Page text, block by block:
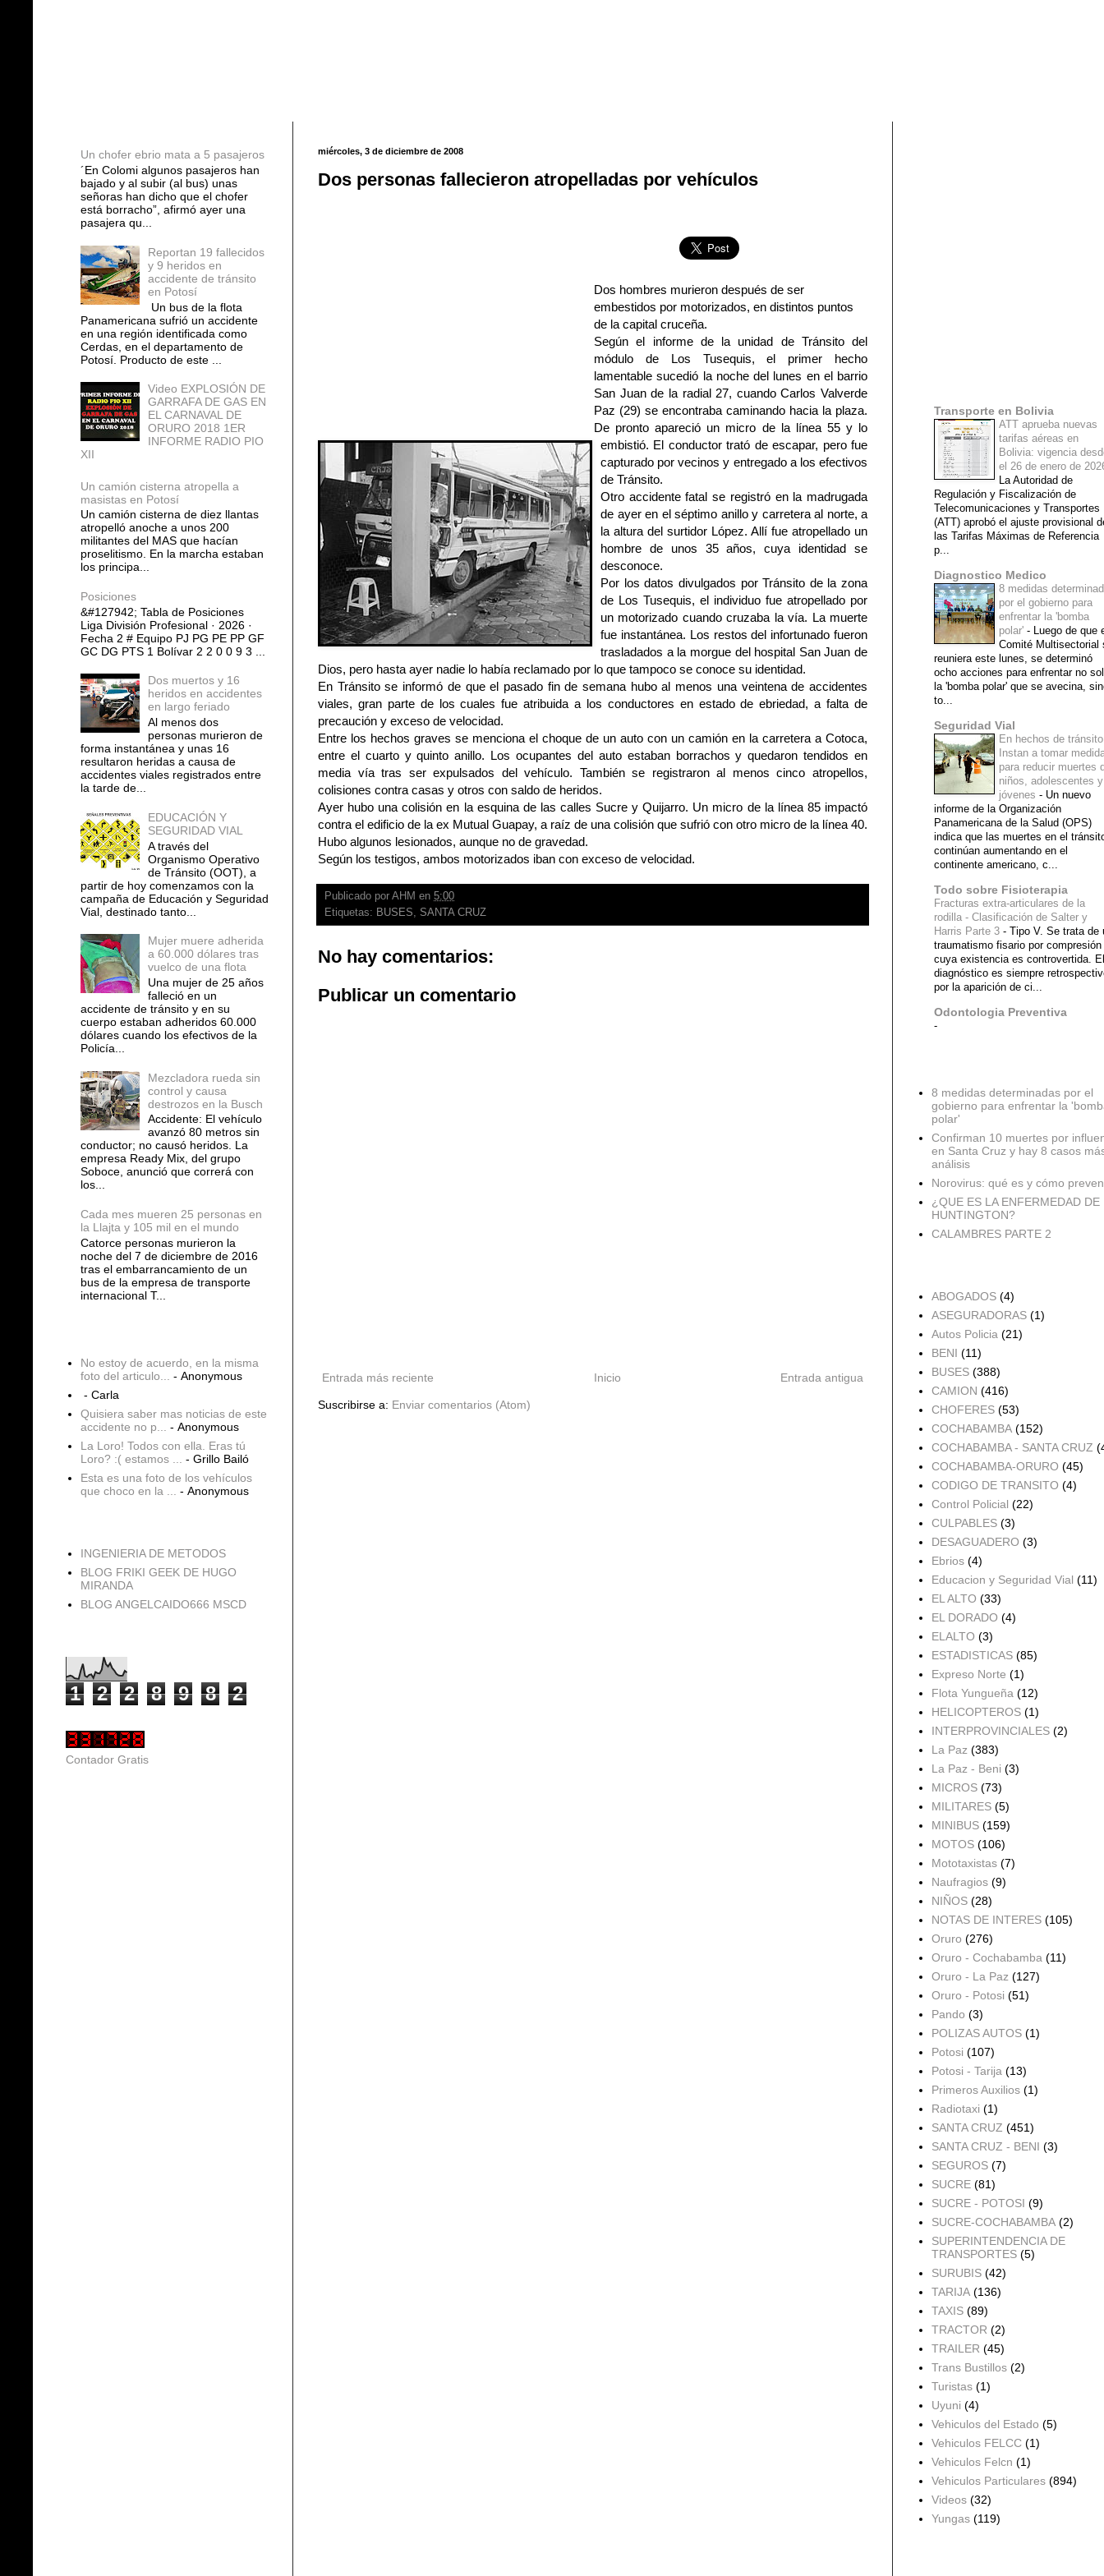
miércoles, 3 de diciembre de 2008
Dos personas fallecieron atropelladas por vehículos
Dos hombres murieron después de ser
embestidos por motorizados, en distintos puntos
de la capital cruceña.
Según el informe de la unidad de Tránsito del
módulo de Los Tusequis, el primer hecho
lamentable sucedió la noche del lunes en el barrio
San Juan de la radial 27, cuando Carlos Valverde
Paz (29) se encontraba caminando hacia la plaza.
De pronto apareció un micro de la línea 55 y lo
embistió. El conductor trató de escapar, pero fue
capturado por vecinos y entregado a los efectivos
de Tránsito.
Otro accidente fatal se registró en la madrugada
de ayer en el séptimo anillo y carretera al norte, a
la altura del surtidor López. Allí fue atropellado un
hombre de unos 35 años, cuya identidad se
desconoce.
Por los datos divulgados por Tránsito de la zona
de Los Tusequis, el individuo fue atropellado por
un motorizado cuando cruzaba la vía. La muerte
fue instantánea. Los restos del infortunado fueron
trasladados a la morgue del hospital San Juan de
Dios, pero hasta ayer nadie lo había reclamado por lo que tampoco se conoce su identidad.
En Tránsito se informó de que el pasado fin de semana hubo al menos una veintena de accidentes
viales, gran parte de los cuales fue atribuida a los conductores en estado de ebriedad, a falta de
precaución y exceso de velocidad.
Entre los hechos graves se menciona el choque de un auto con un camión en la carretera a Cotoca,
entre el cuarto y quinto anillo. Los ocupantes del auto estaban borrachos y quedaron tendidos en
media vía tras ser expulsados del vehículo. También se registraron al menos cinco atropellos,
colisiones contra casas y otros con saldo de heridos.
Ayer hubo una colisión en la esquina de las calles Sucre y Quijarro. Un micro de la línea 85 impactó
contra el edificio de la ex Mutual Guapay, a raíz de una colisión que sufrió con otro micro de la línea 40.
Hubo algunos lesionados, aunque no de gravedad.
Según los testigos, ambos motorizados iban con exceso de velocidad.
Publicado por AHM en 5:00
Etiquetas: BUSES, SANTA CRUZ
No hay comentarios:
Publicar un comentario
Entrada más reciente Entrada antigua
Inicio
Suscribirse a: Enviar comentarios (Atom)
Un chofer ebrio mata a 5 pasajeros
´En Colomi algunos pasajeros han
bajado y al subir (al bus) unas
señoras han dicho que el chofer
está borracho”, afirmó ayer una
pasajera qu...
Reportan 19 fallecidos
y 9 heridos en
accidente de tránsito
en Potosí
Un bus de la flota
Panamericana sufrió un accidente
en una región identificada como
Cerdas, en el departamento de
Potosí. Producto de este ...
Video EXPLOSIÓN DE
GARRAFA DE GAS EN
EL CARNAVAL DE
ORURO 2018 1ER
INFORME RADIO PIO
XII
Un camión cisterna atropella a
masistas en Potosí
Un camión cisterna de diez llantas
atropelló anoche a unos 200
militantes del MAS que hacían
proselitismo. En la marcha estaban
los principa...
Posiciones
&#127942; Tabla de Posiciones
Liga División Profesional · 2026 ·
Fecha 2 # Equipo PJ PG PE PP GF
GC DG PTS 1 Bolívar 2 2 0 0 9 3 ...
Dos muertos y 16
heridos en accidentes
en largo feriado
Al menos dos
personas murieron de
forma instantánea y unas 16
resultaron heridas a causa de
accidentes viales registrados entre
la tarde de...
EDUCACIÓN Y
SEGURIDAD VIAL
A través del
Organismo Operativo
de Tránsito (OOT), a
partir de hoy comenzamos con la
campaña de Educación y Seguridad
Vial, destinado tanto...
Mujer muere adherida
a 60.000 dólares tras
vuelco de una flota
Una mujer de 25 años
falleció en un
accidente de tránsito y en su
cuerpo estaban adheridos 60.000
dólares cuando los efectivos de la
Policía...
Mezcladora rueda sin
control y causa
destrozos en la Busch
Accidente: El vehículo
avanzó 80 metros sin
conductor; no causó heridos. La
empresa Ready Mix, del grupo
Soboce, anunció que correrá con
los...
Cada mes mueren 25 personas en
la Llajta y 105 mil en el mundo
Catorce personas murieron la
noche del 7 de diciembre de 2016
tras el embarrancamiento de un
bus de la empresa de transporte
internacional T...
No estoy de acuerdo, en la misma
foto del articulo...
- Anonymous
- Carla
Quisiera saber mas noticias de este
accidente no p...
- Anonymous
La Loro! Todos con ella. Eras tú
Loro? :( estamos ...
- Grillo Bailó
Esta es una foto de los vehículos
que choco en la ...
- Anonymous
INGENIERIA DE METODOS
BLOG FRIKI GEEK DE HUGO
MIRANDA
BLOG ANGELCAIDO666 MSCD
1 2 2 8 9 8 2
Contador Gratis
Transporte en Bolivia
ATT aprueba nuevas
tarifas aéreas en
Bolivia: vigencia
el 26 de enero de
La Autoridad de
Regulación y Fiscalización de
Telecomunicaciones y Transportes
(ATT) aprobó el ajuste provisional
las Tarifas Máximas de Referencia
p...
Diagnostico Medico
8 medidas
por el gobierno para
enfrentar la 'bomba
polar' - Luego de que
Comité Multisectorial
reuniera este lunes, se determinó
ocho acciones para enfrentar no
la 'bomba polar' que se avecina,
to...
Seguridad Vial
En hechos de tránsito
Instan a tomar
para reducir muertes
niños, adolescentes y
jóvenes - Un nuevo
informe de la Organización
Panamericana de la Salud (OPS)
indica que las muertes en el
continúan aumentando en el
continente americano, c...
Todo sobre Fisioterapia
Fracturas extra-articulares de la
rodilla - Clasificación de Salter y
Harris Parte 3 - Tipo V. Se trata de
traumatismo fisario por compresión
cuya existencia es controvertida. El
diagnóstico es siempre
por la aparición de ci...
Odontologia Preventiva
-
8 medidas determinadas por el
gobierno para enfrentar la
polar'
Confirman 10 muertes por
en Santa Cruz y hay 8 casos
análisis
Norovirus: qué es y cómo
¿QUE ES LA ENFERMEDAD DE
HUNTINGTON?
CALAMBRES PARTE 2
ABOGADOS (4)
ASEGURADORAS (1)
Autos Policia (21)
BENI (11)
BUSES (388)
CAMION (416)
CHOFERES (53)
COCHABAMBA (152)
COCHABAMBA - SANTA CRUZ
COCHABAMBA-ORURO (45)
CODIGO DE TRANSITO (4)
Control Policial (22)
CULPABLES (3)
DESAGUADERO (3)
Ebrios (4)
Educacion y Seguridad Vial (11)
EL ALTO (33)
EL DORADO (4)
ELALTO (3)
ESTADISTICAS (85)
Expreso Norte (1)
Flota Yungueña (12)
HELICOPTEROS (1)
INTERPROVINCIALES (2)
La Paz (383)
La Paz - Beni (3)
MICROS (73)
MILITARES (5)
MINIBUS (159)
MOTOS (106)
Mototaxistas (7)
Naufragios (9)
NIÑOS (28)
NOTAS DE INTERES (105)
Oruro (276)
Oruro - Cochabamba (11)
Oruro - La Paz (127)
Oruro - Potosi (51)
Pando (3)
POLIZAS AUTOS (1)
Potosi (107)
Potosi - Tarija (13)
Primeros Auxilios (1)
Radiotaxi (1)
SANTA CRUZ (451)
SANTA CRUZ - BENI (3)
SEGUROS (7)
SUCRE (81)
SUCRE - POTOSI (9)
SUCRE-COCHABAMBA (2)
SUPERINTENDENCIA DE
TRANSPORTES (5)
SURUBIS (42)
TARIJA (136)
TAXIS (89)
TRACTOR (2)
TRAILER (45)
Trans Bustillos (2)
Turistas (1)
Uyuni (4)
Vehiculos del Estado (5)
Vehiculos FELCC (1)
Vehiculos Felcn (1)
Vehiculos Particulares (894)
Videos (32)
Yungas (119)